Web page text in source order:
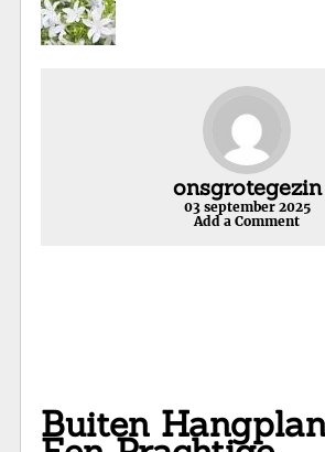
onsgrotegezin
03 september 2025
Add a Comment
Buiten